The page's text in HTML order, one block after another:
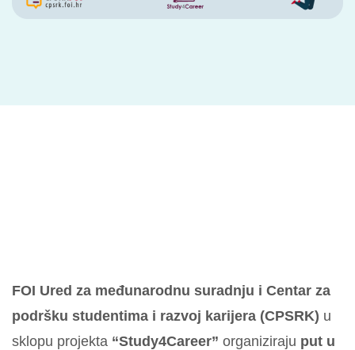
FOI Ured za međunarodnu suradnju i Centar za
podršku studentima i razvoj karijera (CPSRK) u
sklopu projekta “Study4Career” organiziraju put u